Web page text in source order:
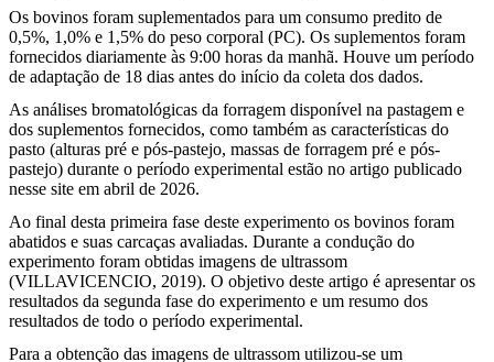
Os bovinos foram suplementados para um consumo predito de
0,5%, 1,0% e 1,5% do peso corporal (PC). Os suplementos foram
fornecidos diariamente às 9:00 horas da manhã. Houve um período
de adaptação de 18 dias antes do início da coleta dos dados.
As análises bromatológicas da forragem disponível na pastagem e
dos suplementos fornecidos, como também as características do
pasto (alturas pré e pós-pastejo, massas de forragem pré e pós-
pastejo) durante o período experimental estão no artigo publicado
nesse site em abril de 2026.
Ao final desta primeira fase deste experimento os bovinos foram
abatidos e suas carcaças avaliadas. Durante a condução do
experimento foram obtidas imagens de ultrassom
(VILLAVICENCIO, 2019). O objetivo deste artigo é apresentar os
resultados da segunda fase do experimento e um resumo dos
resultados de todo o período experimental.
Para a obtenção das imagens de ultrassom utilizou-se um